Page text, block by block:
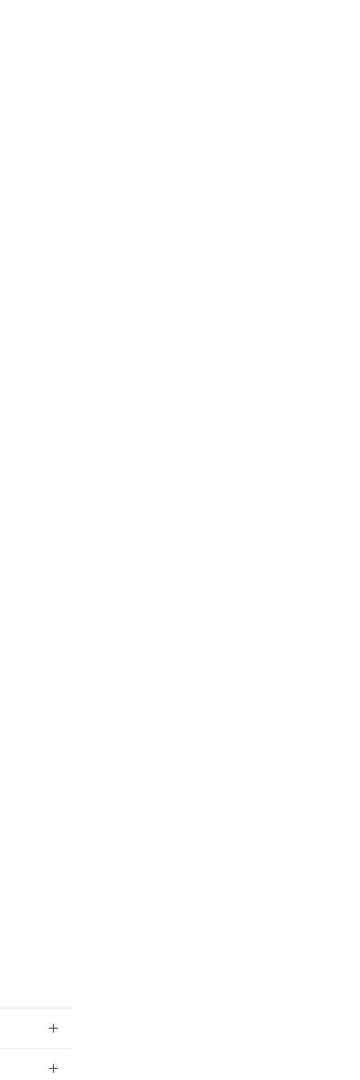
させていただ
き作成されるも
をご了承くださ
御機器販売店・
。
ようお願いしま
ズにご登録され
とをご了承くだ
です。
1000ppm以下、
下、フタル酸ジブチ
はありません。
品に未対応品が
) : 1000ppm、
、
ない年数を意
貨物等」とい
可)を取得する
要な手段を講じ
通知します。
、取り引きをい
ムロン制御